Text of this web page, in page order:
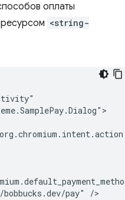
оплаты
<string-
pay"